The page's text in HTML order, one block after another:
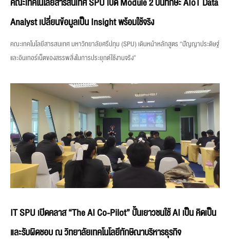
Analyst เปลี่ยนข้อมูลเป็น Insight พร้อมใช้จริง
คณะเทคโนโลยีสารสนเทศ มหาวิทยาลัยศรีปทุม (SPU) เดินหน้าหลักสูตร “ปัญญาประดิษฐ์
และอินเทอร์เน็ตของสรรพสิ่งในการประยุกต์ใช้งานจริง”
IT SPU เปิดคลาส “The AI Co-Pilot” ปั้นเยาวชนใช้ AI เป็น คิดเป็น
และรับผิดชอบ ณ วิทยาลัยเทคโนโลยีทักษิณาบริหารธุรกิจ